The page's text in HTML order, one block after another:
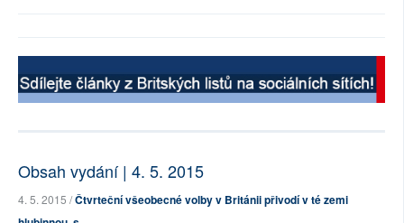
Obsah vydání | 4. 5. 2015
4. 5. 2015 /Čtvrteční všeobecné volby v Británii přivodí v té zemi